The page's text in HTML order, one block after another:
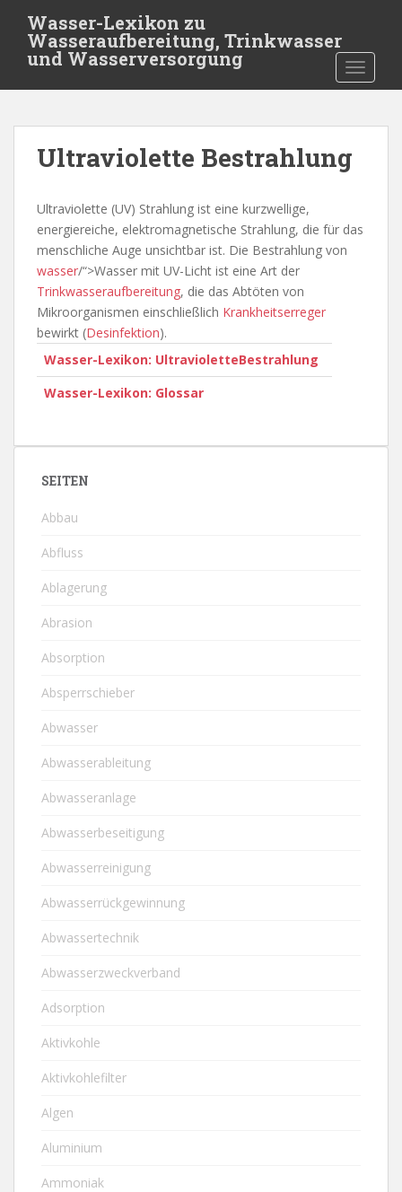
t
Wasser-Lexikon zu
Wasseraufbereitung, Trinkwasser
und Wasserversorgung
Ultraviolette Bestrahlung
Ultraviolette (UV) Strahlung ist eine kurzwellige,
energiereiche, elektromagnetische Strahlung, die für das
menschliche Auge unsichtbar ist. Die Bestrahlung von
wasser/“>Wasser mit UV-Licht ist eine Art der
Trinkwasseraufbereitung, die das Abtöten von
Mikroorganismen einschließlich Krankheitserreger
bewirkt (Desinfektion).
Wasser-Lexikon: UltravioletteBestrahlung
Wasser-Lexikon: Glossar
SEITEN
Abbau
Abfluss
Ablagerung
Abrasion
Absorption
Absperrschieber
Abwasser
Abwasserableitung
Abwasseranlage
Abwasserbeseitigung
Abwasserreinigung
Abwasserrückgewinnung
Abwassertechnik
Abwasserzweckverband
Adsorption
Aktivkohle
Aktivkohlefilter
Algen
Aluminium
Ammoniak